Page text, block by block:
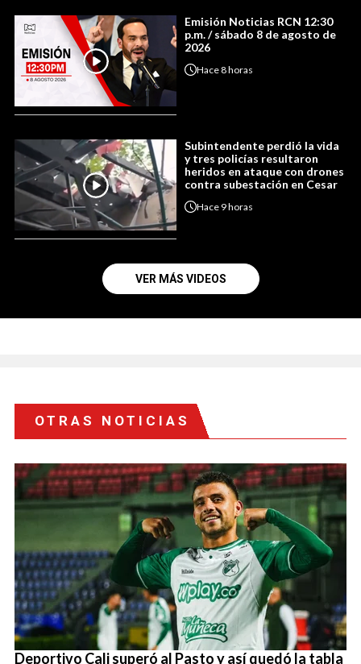
Emisión Noticias RCN 12:30
p.m. / sábado 8 de agosto de
2026
Hace8 horas
Subintendente perdió la vida
y tres policías resultaron
heridos en ataque con drones
contra subestación en Cesar
Hace 9 horas
VER MÁS VIDEOS
OTRAS NOTICIAS
Deportivo Cali superó al Pasto y así quedó la tabla